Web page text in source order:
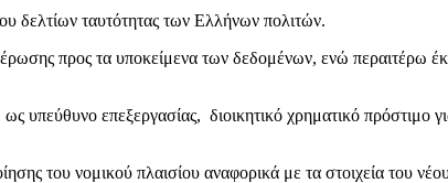
δελτίων ταυτότητας των Ελλήνων πολιτών.
προς τα υποκείμενα των δεδομένων, ενώ περαιτέρω
υπεύθυνο επεξεργασίας, διοικητικό χρηματικό
του νομικού πλαισίου αναφορικά με τα στοιχεία του